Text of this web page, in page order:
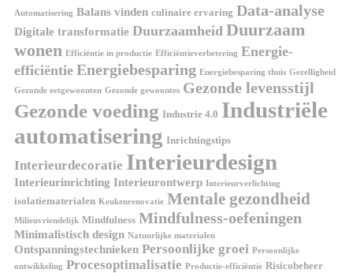
Automatisering Balans vinden culinaire ervaring Data-analyse
Digitale transformatie Duurzaamheid Duurzaam
wonen Efficiëntie in productie Efficiëntieverbetering Energie-
efficiëntie Energiebesparing Energiebesparing thuis Gezelligheid
Gezonde eetgewoonten Gezonde gewoontes Gezonde levensstijl
Gezonde voeding Industrie 4.0 Industriële
automatisering Inrichtingstips
Interieurdecoratie Interieurdesign
Interieurinrichting Interieurontwerp Interieurverlichting
isolatiematerialen Keukenrenovatie Mentale gezondheid
Milieuvriendelijk Mindfulness Mindfulness-oefeningen
Minimalistisch design Natuurlijke materialen
Ontspanningstechnieken Persoonlijke groei Persoonlijke
ontwikkeling Procesoptimalisatie Productie-efficiëntie Risicobeheer